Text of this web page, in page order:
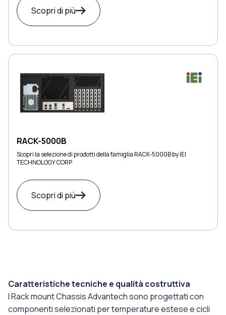
Scopri di più
RACK-5000B
Scopri la selezione di prodotti della famiglia RACK-5000B by IEI
TECHNOLOGY CORP
Scopri di più
Caratteristiche tecniche e qualità costruttiva
I Rack mount Chassis Advantech sono progettati con
componenti selezionati per temperature estese e cicli